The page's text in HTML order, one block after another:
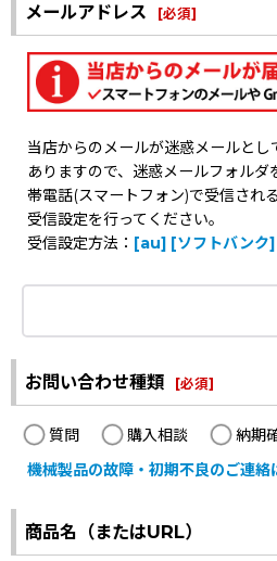
メールアドレス [必須]
当店からのメールが迷惑メールと
ありますので、迷惑メールフォル
帯電話(スマートフォン)で受信され
受信設定を行ってください。
受信設定方法： [au] [ソフトバンク]
お問い合わせ種類 [必須]
質問 購入相談 納期
機械製品の故障・初期不良のご連絡
商品名（またはURL）